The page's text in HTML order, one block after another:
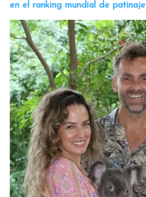
en el ranking mundial de patinaje